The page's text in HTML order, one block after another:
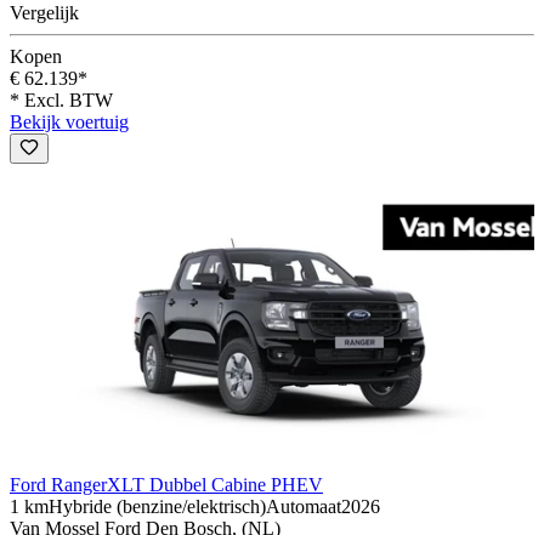
Vergelijk
Kopen
€ 62.139*
* Excl. BTW
Bekijk voertuig
Ford RangerXLT Dubbel Cabine PHEV
1 kmHybride (benzine/elektrisch)Automaat2026
Van Mossel Ford Den Bosch, (NL)